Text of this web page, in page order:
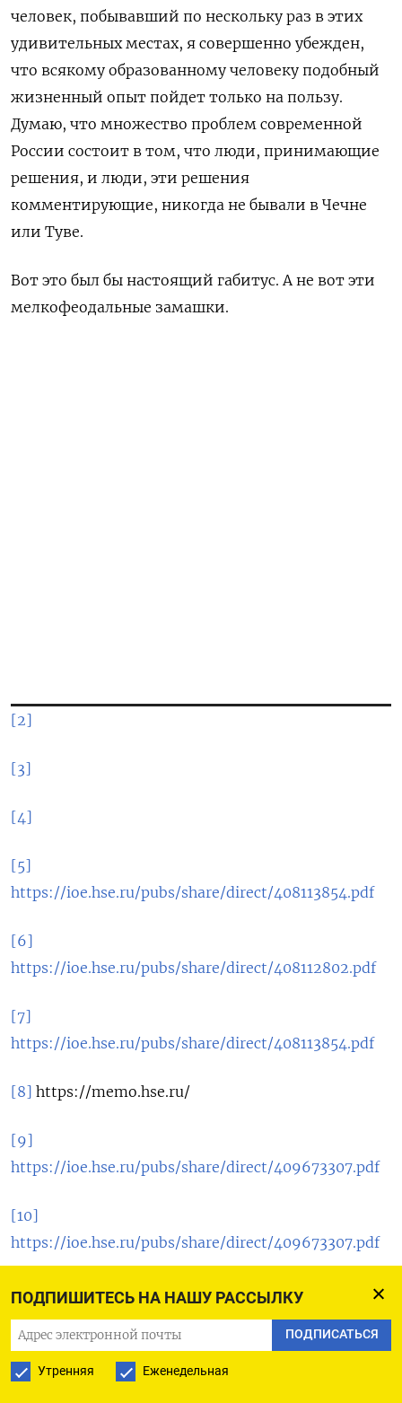
ПОДПИШИТЕСЬ НА НАШУ РАССЫЛКУ
ПОДПИСАТЬСЯ
Утренняя Еженедельная
человек, побывавший по нескольку раз в этих
удивительных местах, я совершенно убежден,
что всякому образованному человеку подобный
жизненный опыт пойдет только на пользу.
Думаю, что множество проблем современной
России состоит в том, что люди, принимающие
решения, и люди, эти решения
комментирующие, никогда не бывали в Чечне
или Туве.
Вот это был бы настоящий габитус. А не вот эти
мелкофеодальные замашки.
[2]
[3]
[4]
[5]
https://ioe.hse.ru/pubs/share/direct/408113854.pdf
[6]
https://ioe.hse.ru/pubs/share/direct/408112802.pdf
[7]
https://ioe.hse.ru/pubs/share/direct/408113854.pdf
[8] https://memo.hse.ru/
[9]
https://ioe.hse.ru/pubs/share/direct/409673307.pdf
[10]
https://ioe.hse.ru/pubs/share/direct/409673307.pdf
[11] https://www.nature.com/immersive/d41586-
024-02897-2/index.html
[12] https://vovr.elpub.ru/jour/article/view/5199